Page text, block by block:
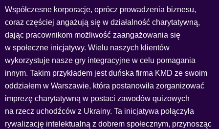
Współczesne korporacje, oprócz prowadzenia biznesu,
coraz częściej angażują się w działalność charytatywną,
dając pracownikom możliwość zaangażowania się
w społeczne inicjatywy. Wielu naszych klientów
wykorzystuje nasze gry integracyjne w celu pomagania
innym. Takim przykładem jest duńska firma KMD ze swoim
oddziałem w Warszawie, która postanowiła zorganizować
imprezę charytatywną w postaci zawodów quizowych
na rzecz uchodźców z Ukrainy. Ta inicjatywa połączyła
rywalizację intelektualną z dobrem społecznym, przynosząc